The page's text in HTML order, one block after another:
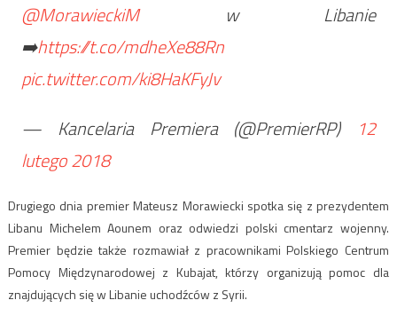
@MorawieckiMw Libanie
➡️https://t.co/mdheXe88Rn
pic.twitter.com/ki8HaKFyJv
— Kancelaria Premiera (@PremierRP)
12
lutego 2018
Drugiego dnia premier Mateusz Morawiecki spotka się z prezydentem
Libanu Michelem Aounem oraz odwiedzi polski cmentarz wojenny.
Premier będzie także rozmawiał z pracownikami Polskiego Centrum
Pomocy Międzynarodowej z Kubajat, którzy organizują pomoc dla
znajdujących się w Libanie uchodźców z Syrii.